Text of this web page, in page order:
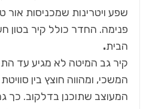
שפע ויטרינות שמכניסות אור
פנימה. החדר כולל קיר בטון
הבית.
קיר גב המיטה לא מגיע עד
המשכי, ומהווה חוצץ בין
המעוצב שתוכנן בדלקוב. כך